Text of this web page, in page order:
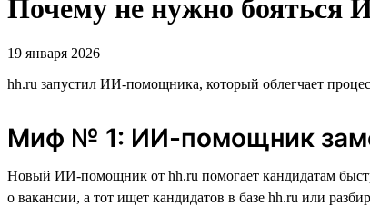
Почему не нужно бояться
19 января 2026
hh.ru запустил ИИ-помощника, который облегчает
Миф № 1: ИИ-помощник
Новый ИИ-помощник от hh.ru помогает кандидатам
о вакансии, а тот ищет кандидатов в базе hh.ru или